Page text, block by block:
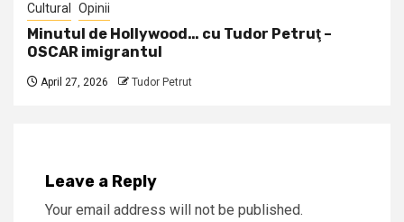
Cultural Opinii
Minutul de Hollywood… cu Tudor Petruţ –
OSCAR imigrantul
April 27, 2026 Tudor Petrut
Leave a Reply
Your email address will not be published.